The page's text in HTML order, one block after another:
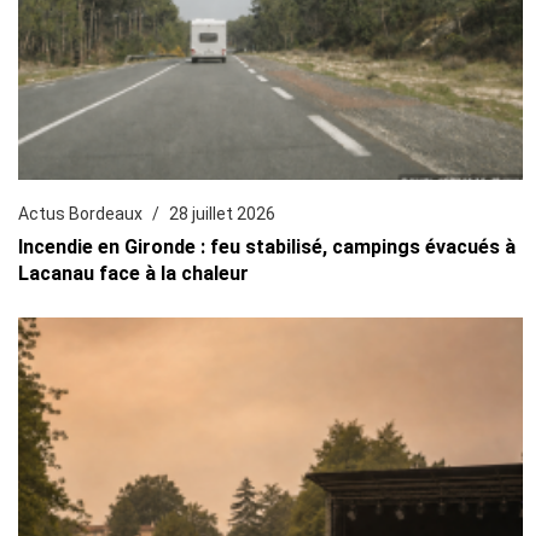
Actus Bordeaux 28 juillet 2026
Incendie en Gironde : feu stabilisé, campings évacués à
Lacanau face à la chaleur